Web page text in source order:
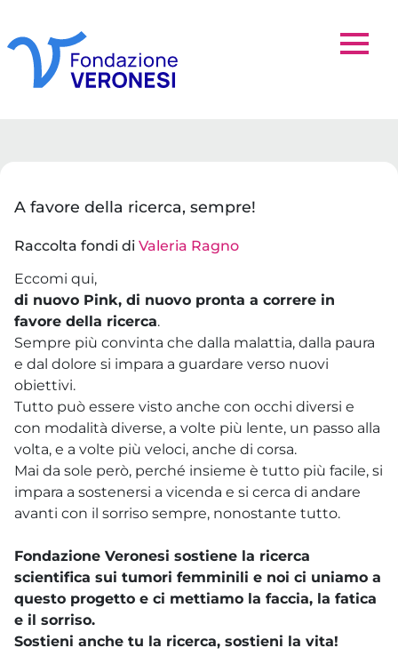
A favore della ricerca, sempre!
Raccolta fondi di Valeria Ragno
Eccomi qui,
di nuovo Pink, di nuovo pronta a correre in
favore della ricerca.
Sempre più convinta che dalla malattia, dalla paura
e dal dolore si impara a guardare verso nuovi
obiettivi.
Tutto può essere visto anche con occhi diversi e
con modalità diverse, a volte più lente, un passo alla
volta, e a volte più veloci, anche di corsa.
Mai da sole però, perché insieme è tutto più facile, si
impara a sostenersi a vicenda e si cerca di andare
avanti con il sorriso sempre, nonostante tutto.
Fondazione Veronesi sostiene la ricerca
scientifica sui tumori femminili e noi ci uniamo a
questo progetto e ci mettiamo la faccia, la fatica
e il sorriso.
Sostieni anche tu la ricerca, sostieni la vita!